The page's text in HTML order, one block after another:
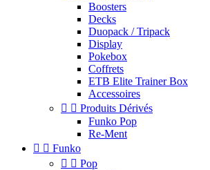
Boosters
Decks
Duopack / Tripack
Display
Pokebox
Coffrets
ETB Elite Trainer Box
Accessoires
  Produits Dérivés
Funko Pop
Re-Ment
  Funko
  Pop